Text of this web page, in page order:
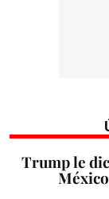
Trump le